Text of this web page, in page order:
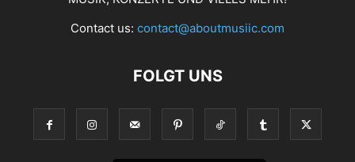
Contact us: contact@aboutmusiic.com
FOLGT UNS